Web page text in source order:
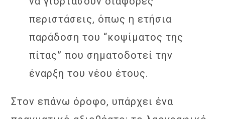
περιστάσεις, όπως η ετήσια
παράδοση του “κοψίματος της
πίτας” που σηματοδοτεί την
έναρξη του νέου έτους.
Στον επάνω όροφο, υπάρχει ένα